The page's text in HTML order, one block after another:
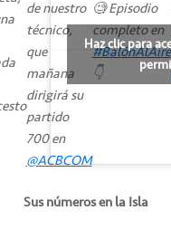
de nuestro
técnico,
que
mañana
dirigirá su
partido
700 en
@ACBCOM
🧐 Episodio
completo en
#BalónAlAire
👇
Haz clic para
Sus números en la Isla